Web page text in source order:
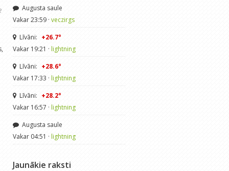
Augusta saule
Vakar 23:59 · veczirgs
Līvāni: +26.7°
Vakar 19:21 · lightning
Līvāni: +28.6°
Vakar 17:33 · lightning
Līvāni: +28.2°
Vakar 16:57 · lightning
Augusta saule
Vakar 04:51 · lightning
Jaunākie raksti